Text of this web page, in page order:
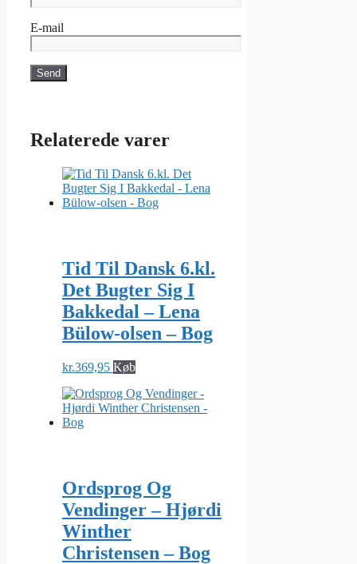
E-mail
Relaterede varer
Tid Til Dansk 6.kl.
Det Bugter Sig I
Bakkedal – Lena
Bülow-olsen – Bog
kr.369,95 Køb
Ordsprog Og
Vendinger – Hjørdi
Winther
Christensen – Bog